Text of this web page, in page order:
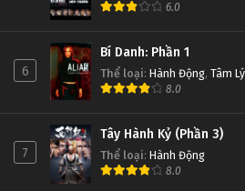
6.0
6
Bí Danh: Phần 1
Thể loại: Hành Động, Tâm Lý
8.0
7
Tây Hành Kỷ (Phần 3)
Thể loại: Hành Động
8.0